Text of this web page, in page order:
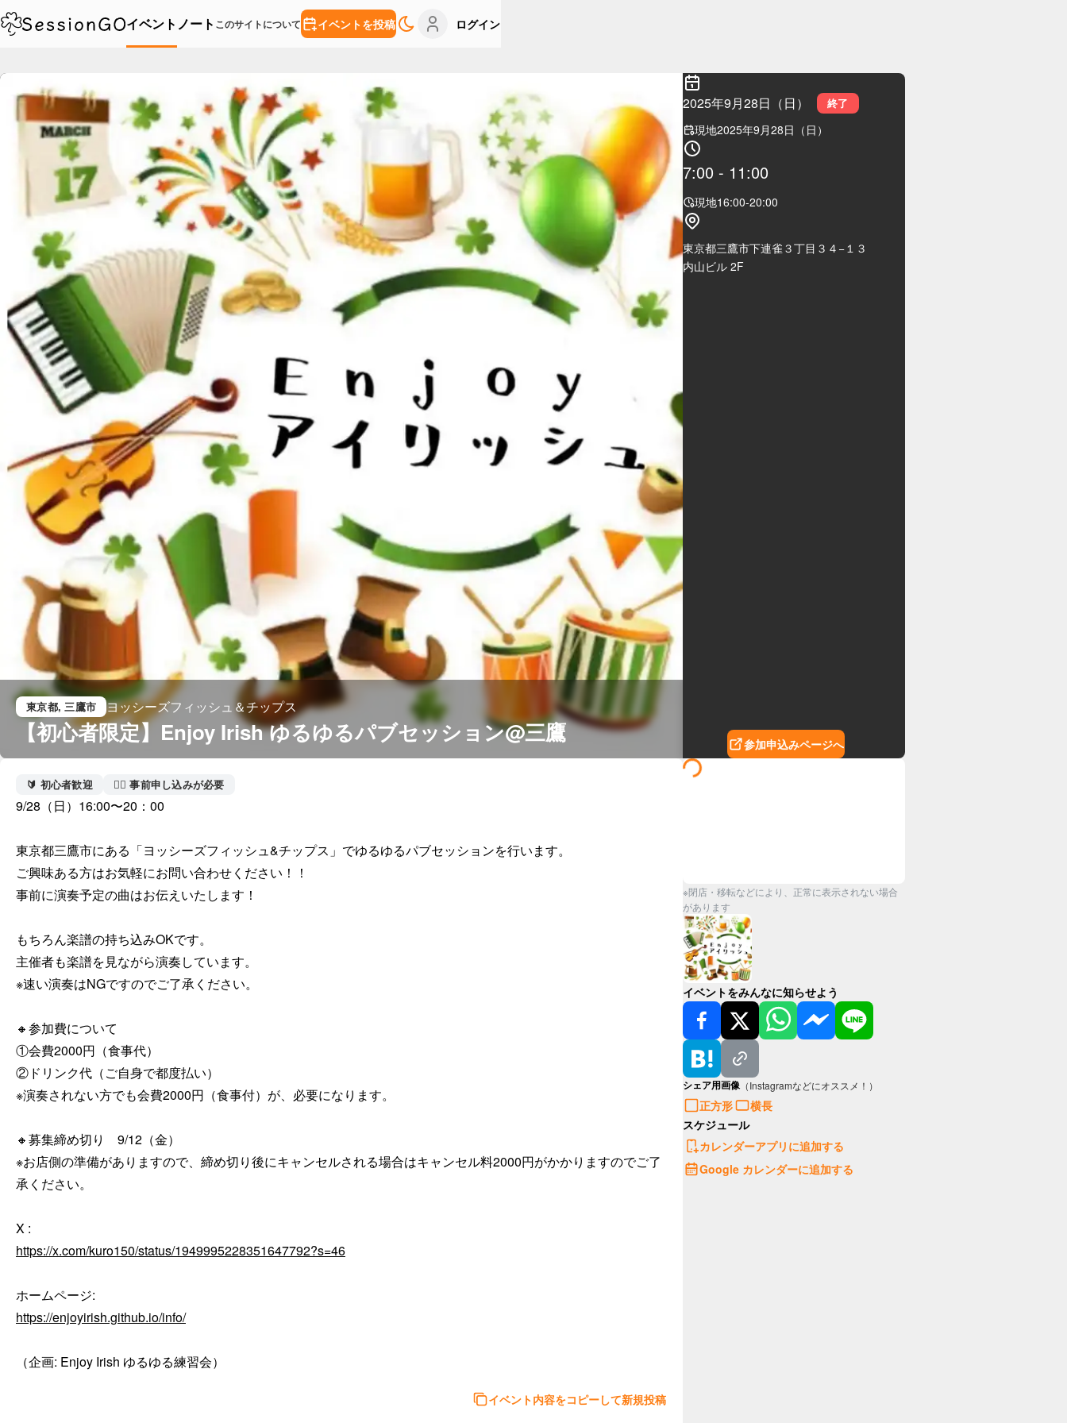
イベント ノート このサイトについて イベントを投稿 ログイン
東京都, 三鷹市 ヨッシーズフィッシュ＆チップス
【初心者限定】Enjoy Irish ゆるゆるパブセッション@三鷹
2025年9月28日（日） 終了
現地2025年9月28日（日）
7:00 - 11:00
現地16:00-20:00
東京都三鷹市下連雀３丁目３４−１３
内山ビル 2F
参加申込みページへ
🔰 初心者歓迎 🙋‍♀️ 事前申し込みが必要
9/28（日）16:00〜20：00
東京都三鷹市にある「ヨッシーズフィッシュ&チップス」でゆるゆるパブセッションを行います。
ご興味ある方はお気軽にお問い合わせください！！
事前に演奏予定の曲はお伝えいたします！
もちろん楽譜の持ち込みOKです。
主催者も楽譜を見ながら演奏しています。
※速い演奏はNGですのでご了承ください。
🔸参加費について
①会費2000円（食事代）
②ドリンク代（ご自身で都度払い）
※演奏されない方でも会費2000円（食事付）が、必要になります。
🔸募集締め切り　9/12（金）
※お店側の準備がありますので、締め切り後にキャンセルされる場合はキャンセル料2000円がかかりますのでご了
承ください。
https://x.com/kuro150/status/1949995228351647792?s=46
https://enjoyirish.github.io/info/
イベント内容をコピーして新規投稿
※閉店・移転などにより、正常に表示されない場合
があります
イベントをみんなに知らせよう
シェア用画像 （Instagramなどにオススメ！）
正方形
横長
スケジュール
カレンダーアプリに追加する
Google カレンダーに追加する